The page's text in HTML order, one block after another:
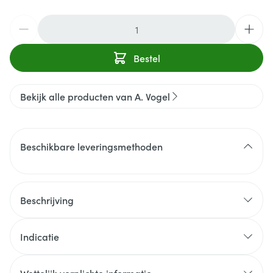
Bestel
Bekijk alle producten van A. Vogel
Beschikbare leveringsmethoden
Beschrijving
Indicatie